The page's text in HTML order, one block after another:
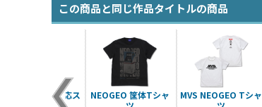
この商品と同じ作品タイトルの商品
NEOGEO 屋外対応ス
NEOGEO 筐体Tシャ
MVS NEOGEO Tシャ